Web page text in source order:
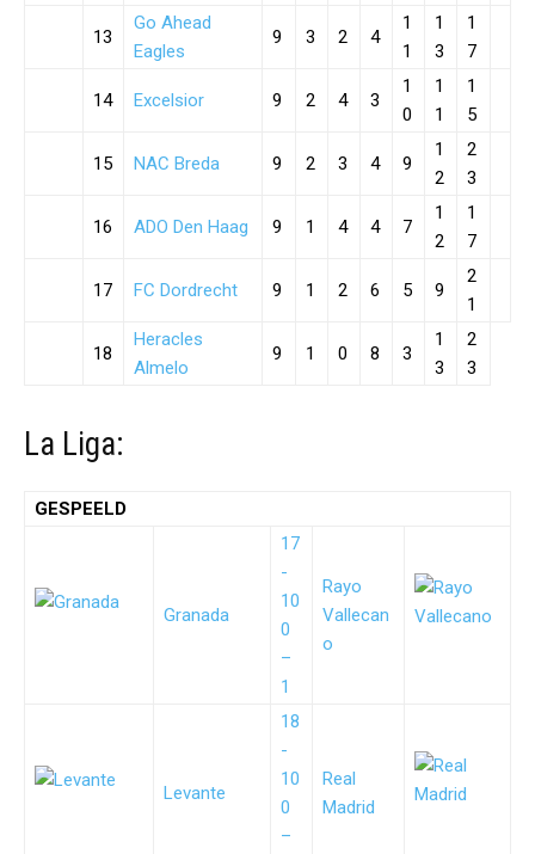
13
Go Ahead
Eagles
9 3 2 4
1
1
1
3
1
7
14 Excelsior 9 2 4 3
1
0
1
1
1
5
15 NAC Breda 9 2 3 4 9
1
2
2
3
16 ADO Den Haag 9 1 4 4 7
1
2
1
7
17 FC Dordrecht 9 1 2 6 5 9
2
1
18
Heracles
Almelo
9 1 0 8 3
1
3
2
3
La Liga:
GESPEELD
Granada
17
-
10
0
–
1
Rayo
Vallecan
o
Levante
18
-
10
0
–
Real
Madrid